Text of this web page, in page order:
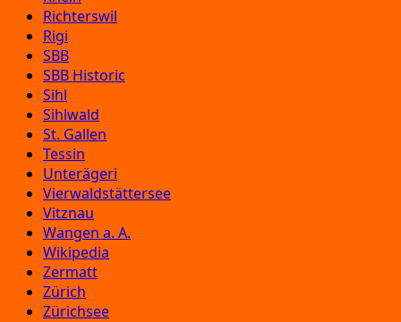
Richterswil
Rigi
SBB
SBB Historic
Sihl
Sihlwald
St. Gallen
Tessin
Unterägeri
Vierwaldstättersee
Vitznau
Wangen a. A.
Wikipedia
Zermatt
Zürich
Zürichsee